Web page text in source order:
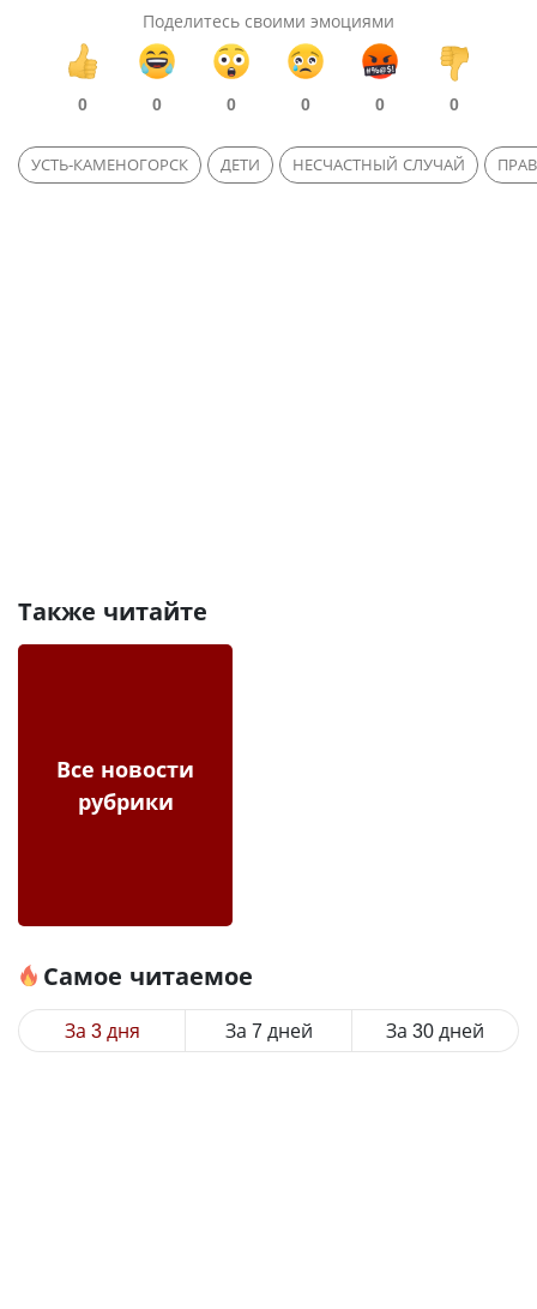
Поделитесь своими эмоциями
0 0 0 0 0 0
УСТЬ-КАМЕНОГОРСК ДЕТИ НЕСЧАСТНЫЙ СЛУЧАЙ
Также читайте
Все новости
рубрики
Самое читаемое
За 3 дня За 7 дней За 30 дней